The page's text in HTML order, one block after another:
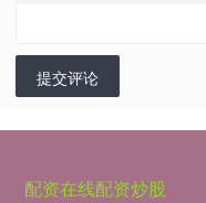
提交评论
配资在线配资炒股